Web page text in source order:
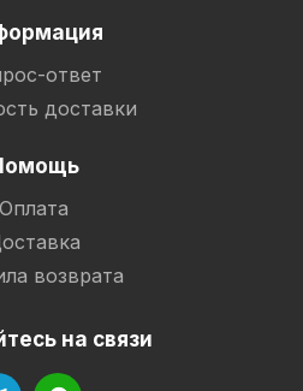
ответ
доставки
Оплата
возврата
на связи